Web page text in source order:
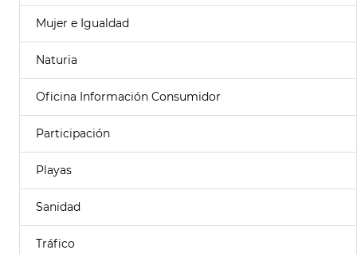
Mujer e Igualdad
Naturia
Oficina Información Consumidor
Participación
Playas
Sanidad
Tráfico